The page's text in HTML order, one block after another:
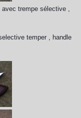
trempe sélective ,
temper , handle